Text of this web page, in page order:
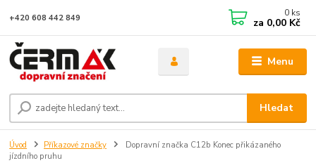
Menu
Hledat
+420 608 442 849 0 ks
za 0,00 Kč
Úvod Příkazové značky
Dopravní značka C12b Konec přikázaného
jízdního pruhu